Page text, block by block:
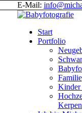
E-Mail:
Start
Portfolio
Familie
Kinder